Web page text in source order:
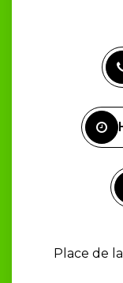
Place de